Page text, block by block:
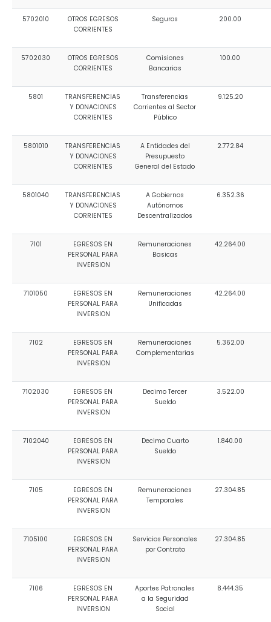
5702010
OTROS EGRESOS
CORRIENTES
Seguros 200.00
5702030
OTROS EGRESOS
CORRIENTES
Comisiones
Bancarias
100.00
5801
TRANSFERENCIAS
Y DONACIONES
CORRIENTES
Transferencias
Corrientes al Sector
Público
9.125.20
5801010
TRANSFERENCIAS
Y DONACIONES
CORRIENTES
A Entidades del
Presupuesto
General del Estado
2.772.84
5801040
TRANSFERENCIAS
Y DONACIONES
CORRIENTES
A Gobiernos
Autónomos
Descentralizados
6.352.36
7101
EGRESOS EN
PERSONAL PARA
INVERSION
Remuneraciones
Basicas
42.264.00
7101050
EGRESOS EN
PERSONAL PARA
INVERSION
Remuneraciones
Unificadas
42.264.00
7102
EGRESOS EN
PERSONAL PARA
INVERSION
Remuneraciones
Complementarias
5.362.00
7102030
EGRESOS EN
PERSONAL PARA
INVERSION
Decimo Tercer
Sueldo
3.522.00
7102040
EGRESOS EN
PERSONAL PARA
INVERSION
Decimo Cuarto
Sueldo
1.840.00
7105
EGRESOS EN
PERSONAL PARA
INVERSION
Remuneraciones
Temporales
27.304.85
7105100
EGRESOS EN
PERSONAL PARA
INVERSION
Servicios Personales
por Contrato
27.304.85
7106
EGRESOS EN
PERSONAL PARA
INVERSION
Aportes Patronales
a la Seguridad
Social
8.444.35